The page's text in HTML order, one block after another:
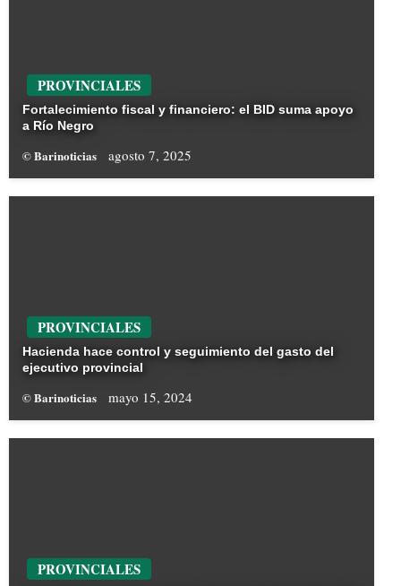
PROVINCIALES
Fortalecimiento fiscal y financiero: el BID suma apoyo
a Río Negro
© Barinoticias agosto 7, 2025
PROVINCIALES
Hacienda hace control y seguimiento del gasto del
ejecutivo provincial
© Barinoticias mayo 15, 2024
PROVINCIALES